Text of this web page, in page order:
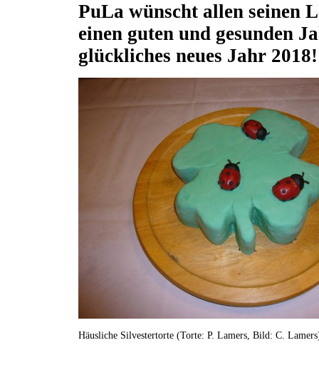
PuLa wünscht allen seinen
einen guten und gesunden
glückliches neues Jahr 2018!
Häusliche Silvestertorte (Torte: P. Lamers, Bild: C.